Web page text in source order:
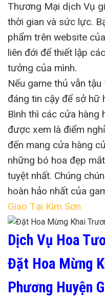
Thương Mại dịch Vụ
thời gian và sức lực.
phẩm trên website
liên đới để thiết lập
tưởng của mình.
Nếu game thủ vẫn
đáng tin cậy để sở hữ
Bình thì các cửa hàng
được xem là điểm
đến mang cửa hàng
những bó hoa đẹp
tuyệt nhất. Chúng
hoàn hảo nhất của
Giao Tại Kim Sơn
Dịch Vụ Hoa
Đặt Hoa Mừng
Phương Huyện